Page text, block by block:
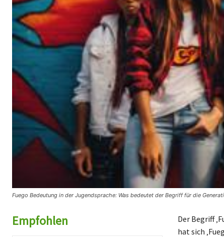
Fuego Bedeutung in der Jugendsprache: Was bedeutet der Begriff für die
Empfohlen
Der Begriff
hat sich